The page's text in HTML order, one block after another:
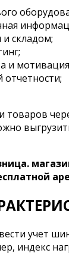
складом;
и
отчетности;
учет
индекс